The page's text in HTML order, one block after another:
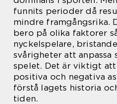
funnits perioder då
mindre framgångsrika.
bero på olika faktorer
nyckelspelare,
svårigheter att
spelet. Det är viktigt att
positiva och negativa
förstå lagets historia
tiden.